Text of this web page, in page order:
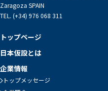
Zaragoza SPAIN
TEL. (+34) 976 068 311
トップページ
日本仮設とは
企業情報
トップメッセージ